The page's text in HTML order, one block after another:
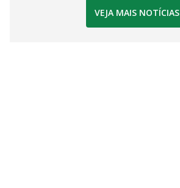
VEJA MAIS NOTÍCIAS